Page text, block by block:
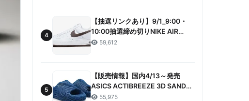
4
【抽選リンクあり】9/1_9:00・
10:00抽選締め切りNIKE AIR
FORCE 1 LOW RETRO COLOR
59,612
5
【販売情報】国内4/13～発売
ASICS ACTIBREEZE 3D SANDAL
“MAKO BLUE” 販売/定価/店舗ま
55,975